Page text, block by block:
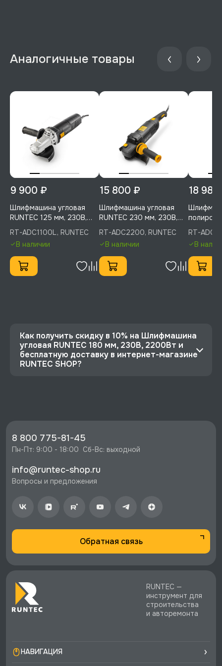
Аналогичные товары
9 900 ₽
Шлифмашина угловая
RUNTEC 125 мм, 230В,
1100Вт, RT-ADC1100L
RT-ADC1100L, RUNTEC
В наличии
15 800 ₽
Шлифмашина угловая
RUNTEC 230 мм, 230В,
2200Вт, RT-ADC2200
RT-ADC2200, RUNTEC
В наличии
18
125 мм,
RT-
RT-
В
Как получить скидку в 10% на Шлифмашина
угловая RUNTEC 180 мм, 230В, 2200Вт и
бесплатную доставку в интернет-магазине
RUNTEC SHOP?
⚡️ Бесплатная доставка в Москве, Санкт-
Петербурге и по РФ, если она меньше 10%
♥️ Наличие товаров, Программа лояльности,
8 800 775-81-45
Пн-Пт: 9:00 - 18:00  Сб-Вс: выходной
info@runtec-shop.ru
Вопросы и предложения
Обратная связь
RUNTEC —
инструмент для
строительства
и авторемонта
НАВИГАЦИЯ